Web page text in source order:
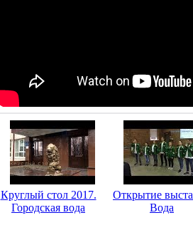
Круглый стол 2017.
Городская вода
Открытие
Вода